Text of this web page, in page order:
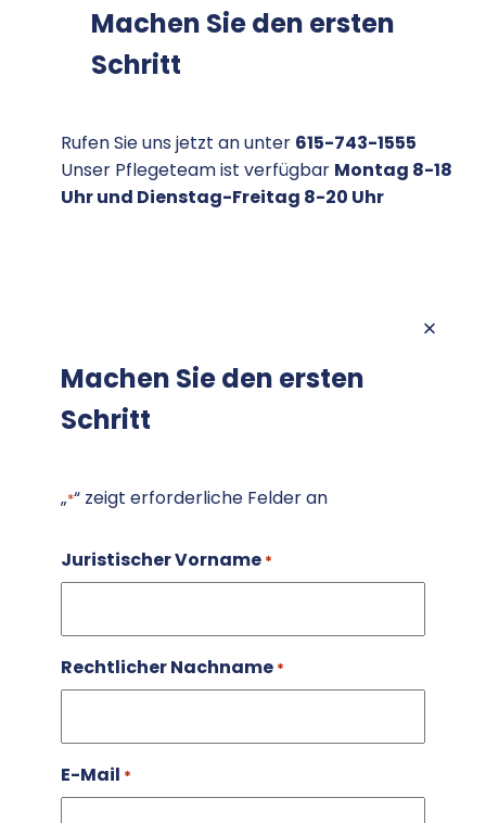
Machen Sie den ersten
Schritt
Rufen Sie uns jetzt an unter 615-743-1555
Unser Pflegeteam ist verfügbar Montag 8-18
Uhr und Dienstag-Freitag 8-20 Uhr
Machen Sie den ersten
Schritt
„*“ zeigt erforderliche Felder an
Juristischer Vorname *
Rechtlicher Nachname *
E-Mail *